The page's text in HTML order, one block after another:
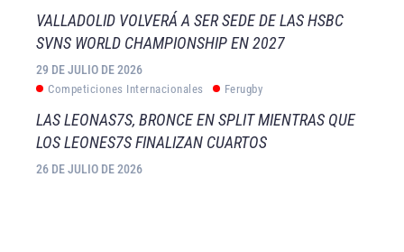
VALLADOLID VOLVERÁ A SER SEDE DE LAS HSBC
SVNS WORLD CHAMPIONSHIP EN 2027
29 DE JULIO DE 2026
Competiciones Internacionales Ferugby
LAS LEONAS7S, BRONCE EN SPLIT MIENTRAS QUE
LOS LEONES7S FINALIZAN CUARTOS
26 DE JULIO DE 2026